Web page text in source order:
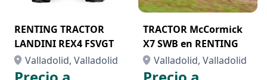
RENTING TRACTOR
LANDINI REX4 FSVGT
Valladolid, Valladolid
TRACTOR McCormick
X7 SWB en RENTING
Valladolid, Valladolid